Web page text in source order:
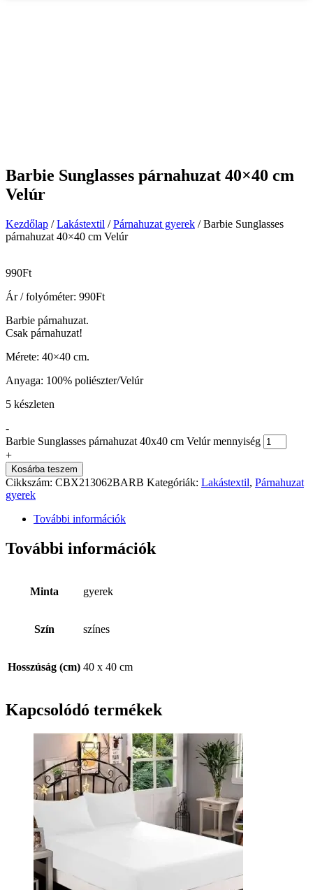
Barbie Sunglasses párnahuzat 40×40 cm
Velúr
Kezdőlap /Lakástextil /Párnahuzat gyerek / Barbie Sunglasses
párnahuzat 40×40 cm Velúr
990Ft
Ár / folyóméter: 990Ft
Barbie párnahuzat.
Csak párnahuzat!
Mérete: 40×40 cm.
Anyaga: 100% poliészter/Velúr
5 készleten
-
Barbie Sunglasses párnahuzat 40x40 cm Velúr mennyiség
+
Kosárba teszem
Cikkszám: CBX213062BARB Kategóriák: Lakástextil, Párnahuzat
gyerek
További információk
További információk
Minta gyerek
Szín színes
Hosszúság (cm) 40 x 40 cm
Kapcsolódó termékek